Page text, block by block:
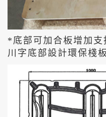
*底部可加合板增加支
川字底部設計環保棧